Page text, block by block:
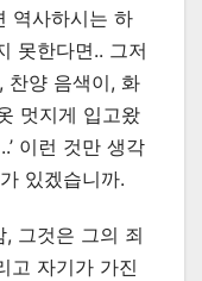
역사하시는 하
못한다면.. 그저
찬양 음색이, 화
멋지게 입고왔
이런 것만 생각
있겠습니까.
그것은 그의 죄
고 자기가 가진